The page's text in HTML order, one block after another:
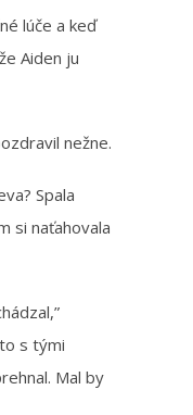
lúče a keď
Aiden ju
nežne.
Spala
si naťahovala
s tými
Mal by